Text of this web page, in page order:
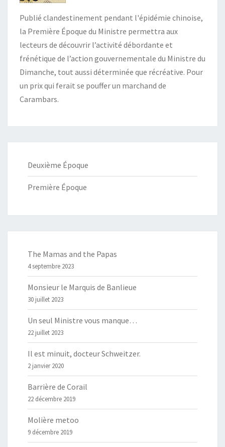
Publié clandestinement pendant l'épidémie chinoise,
la Première Époque du Ministre permettra aux
lecteurs de découvrir l’activité débordante et
frénétique de l’action gouvernementale du Ministre du
Dimanche, tout aussi déterminée que récréative. Pour
un prix qui ferait se pouffer un marchand de
Carambars.
Deuxième Époque
Première Époque
The Mamas and the Papas
4 septembre 2023
Monsieur le Marquis de Banlieue
30 juillet 2023
Un seul Ministre vous manque…
22 juillet 2023
Il est minuit, docteur Schweitzer.
2 janvier 2020
Barrière de Corail
22 décembre 2019
Molière metoo
9 décembre 2019